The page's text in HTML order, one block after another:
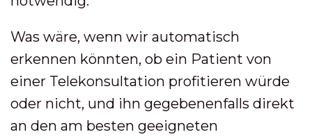
Was wäre, wenn wir automatisch
erkennen könnten, ob ein Patient von
einer Telekonsultation profitieren würde
oder nicht, und ihn gegebenenfalls direkt
an den am besten geeigneten